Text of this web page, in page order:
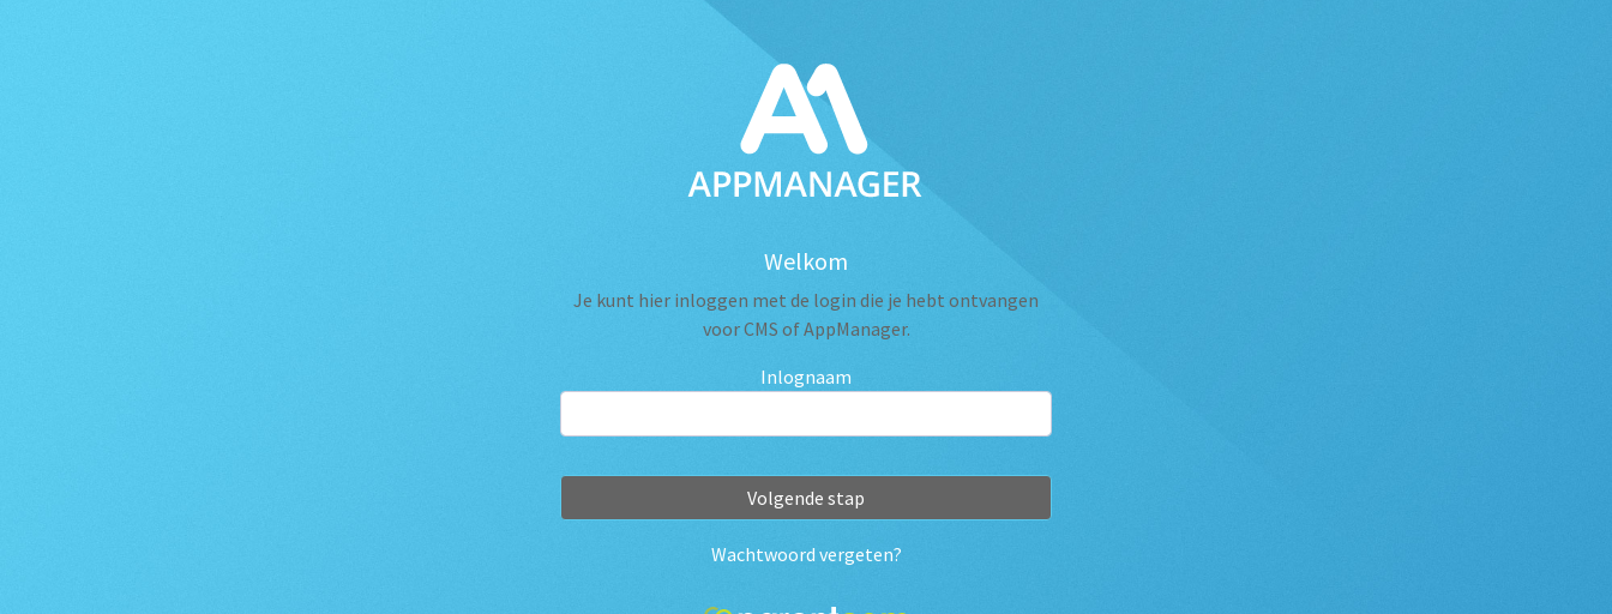
Welkom
Je kunt hier inloggen met de login die je hebt ontvangen
voor CMS of AppManager.
Inlognaam
Volgende stap
Wachtwoord vergeten?